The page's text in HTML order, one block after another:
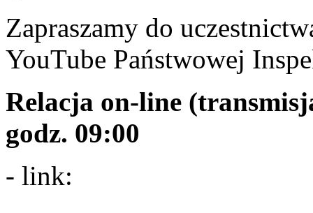
Zapraszamy do
YouTube Państwowej
Relacja on-line
godz. 09:00
- link: